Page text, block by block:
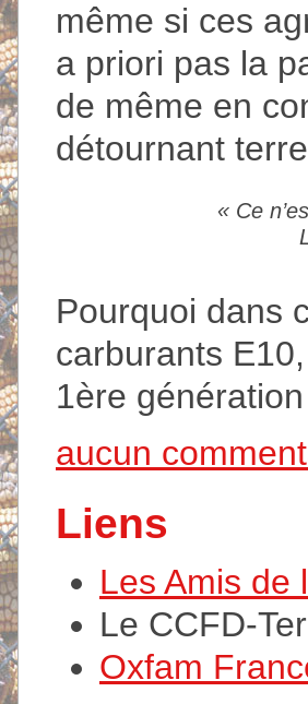
même si ces
a priori pas la
de même en
détournant
« Ce
Pourquoi dans
carburants
1ère
aucun
Liens
Les Amis de
Le CCFD-
Oxfam